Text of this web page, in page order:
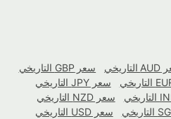
سعر GBP التاريخي
سعر JPY التاريخي
سعر NZD التاريخي
سعر USD التاريخي